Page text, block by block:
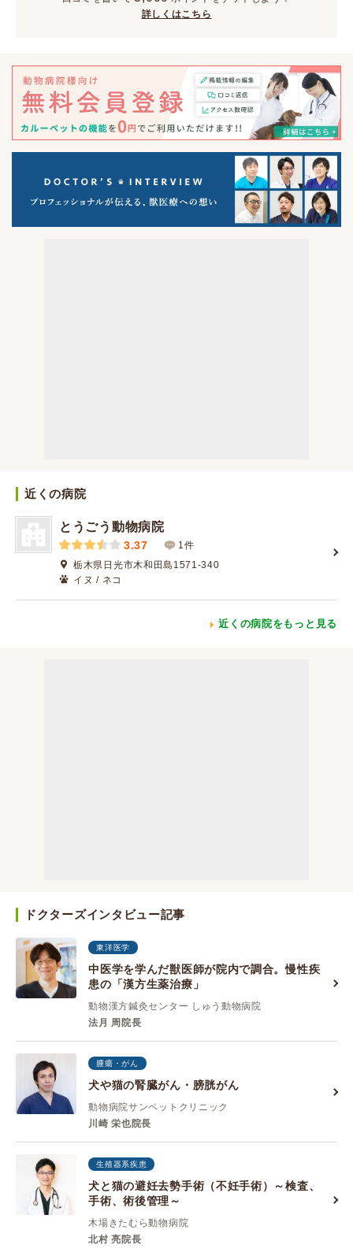
詳しくはこちら
近くの病院
とうごう動物病院
3.37
1件
栃木県日光市木和田島1571-340
イヌ / ネコ
近くの病院をもっと見る
ドクターズインタビュー記事
東洋医学
中医学を学んだ獣医師が院内で調合。慢性疾
患の「漢方生薬治療」
動物漢方鍼灸センター しゅう動物病院
法月 周院長
腫瘍・がん
犬や猫の腎臓がん・膀胱がん
動物病院サンペットクリニック
川崎 栄也院長
生殖器系疾患
犬と猫の避妊去勢手術（不妊手術）～検査、
手術、術後管理～
木場きたむら動物病院
北村 亮院長